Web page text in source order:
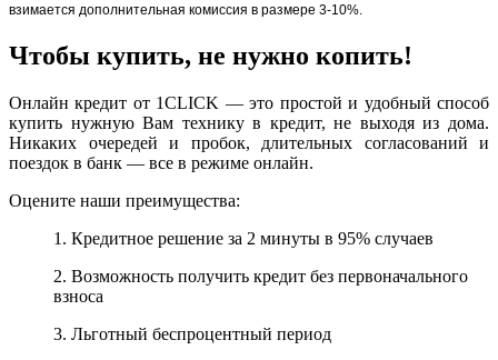
взимается дополнительная комиссия в размере 3-10%.
Чтобы купить, не нужно копить!
Онлайн кредит от 1CLICK — это простой и удобный способ
купить нужную Вам технику в кредит, не выходя из дома.
Никаких очередей и пробок, длительных согласований и
поездок в банк — все в режиме онлайн.
Оцените наши преимущества:
1. Кредитное решение за 2 минуты в 95% случаев
2. Возможность получить кредит без первоначального
взноса
3. Льготный беспроцентный период